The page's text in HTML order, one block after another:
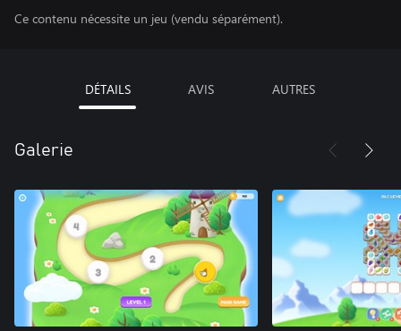
Ce contenu nécessite un jeu (vendu séparément).
DÉTAILS AVIS AUTRES
Galerie